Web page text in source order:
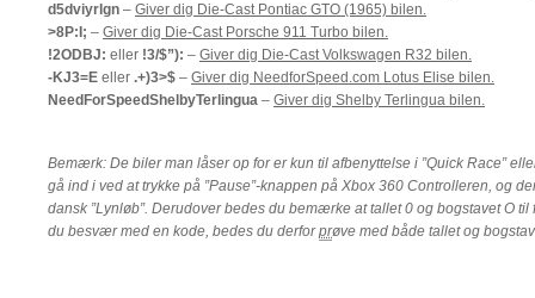
d5dviyrlgn – Giver dig Die-Cast Pontiac GTO (1965) bilen.
>8P:I; – Giver dig Die-Cast Porsche 911 Turbo bilen.
!2ODBJ: eller !3/$”): – Giver dig Die-Cast Volkswagen R32 bilen.
-KJ3=E eller .+)3>$ – Giver dig NeedforSpeed.com Lotus Elise bilen.
NeedForSpeedShelbyTerlingua – Giver dig Shelby Terlingua bilen.
Bemærk: De biler man låser op for er kun til afbenyttelse i ”Quick Race”
gå ind i ved at trykke på ”Pause”-knappen på Xbox 360 Controlleren, og
dansk ”Lynløb”. Derudover bedes du bemærke at tallet 0 og bogstavet O
du besvær med en kode, bedes du derforprøve med både tallet og